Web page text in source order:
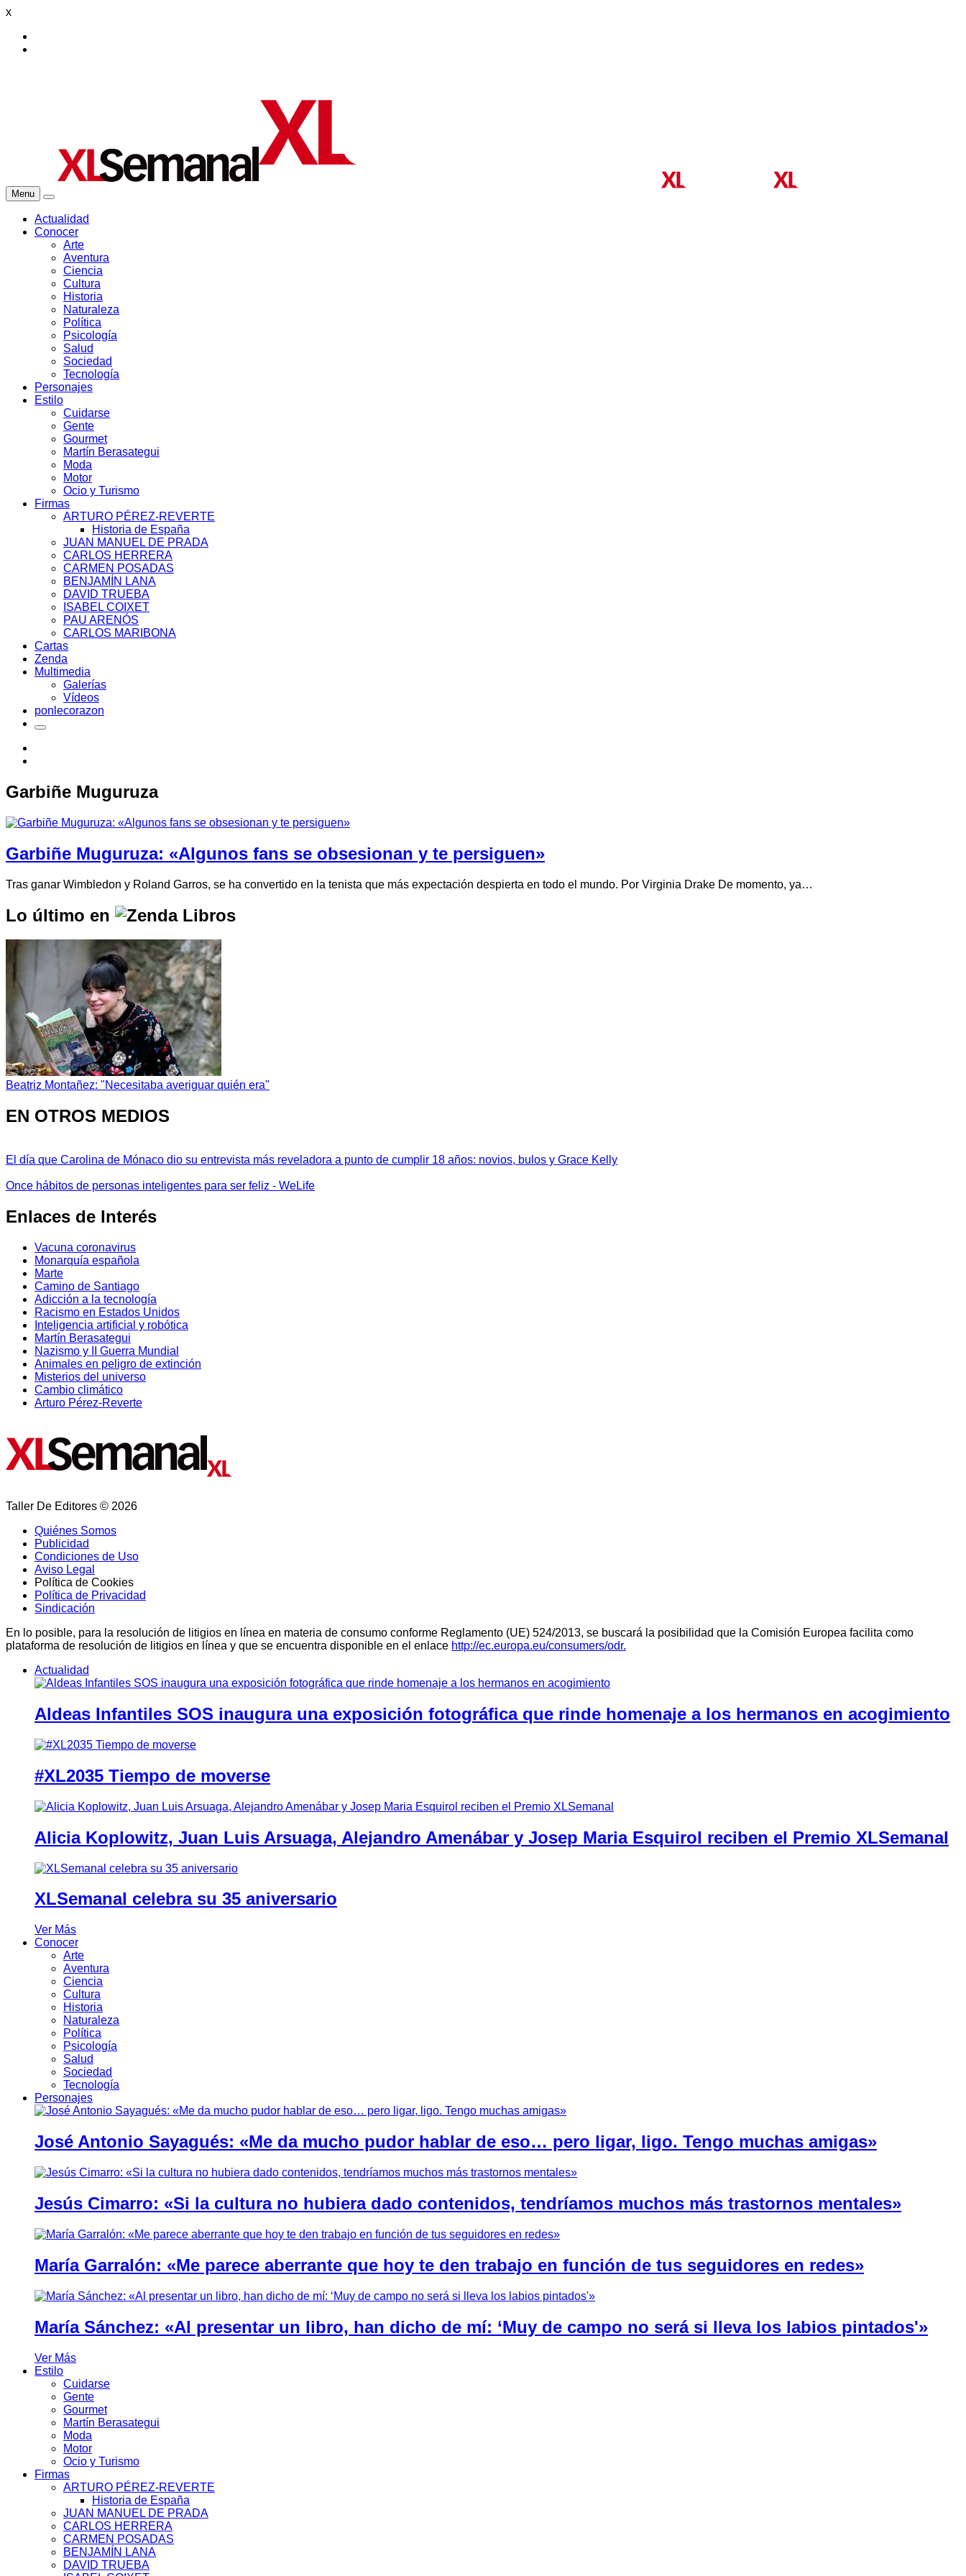
x
Menu
Actualidad
Conocer
Arte
Aventura
Ciencia
Cultura
Historia
Naturaleza
Política
Psicología
Salud
Sociedad
Tecnología
Personajes
Estilo
Cuidarse
Gente
Gourmet
Martín Berasategui
Moda
Motor
Ocio y Turismo
Firmas
ARTURO PÉREZ-REVERTE
Historia de España
JUAN MANUEL DE PRADA
CARLOS HERRERA
CARMEN POSADAS
BENJAMÍN LANA
DAVID TRUEBA
ISABEL COIXET
PAU ARENÓS
CARLOS MARIBONA
Cartas
Zenda
Multimedia
Galerías
Vídeos
ponlecorazon
Garbiñe Muguruza
Garbiñe Muguruza: «Algunos fans se obsesionan y te persiguen»
Tras ganar Wimbledon y Roland Garros, se ha convertido en la tenista que más expectación despierta en todo el mundo. Por Virginia Drake De momento, ya…
Lo último en
Beatriz Montañez: "Necesitaba averiguar quién era"
EN OTROS MEDIOS
El día que Carolina de Mónaco dio su entrevista más reveladora a punto de cumplir 18 años: novios, bulos y Grace Kelly
Once hábitos de personas inteligentes para ser feliz - WeLife
Enlaces de Interés
Vacuna coronavirus
Monarquía española
Marte
Camino de Santiago
Adicción a la tecnología
Racismo en Estados Unidos
Inteligencia artificial y robótica
Martín Berasategui
Nazismo y II Guerra Mundial
Animales en peligro de extinción
Misterios del universo
Cambio climático
Arturo Pérez-Reverte
Taller De Editores © 2026
Quiénes Somos
Publicidad
Condiciones de Uso
Aviso Legal
Política de Cookies
Política de Privacidad
Sindicación
En lo posible, para la resolución de litigios en línea en materia de consumo conforme Reglamento (UE) 524/2013, se buscará la posibilidad que la Comisión Europea facilita como
plataforma de resolución de litigios en línea y que se encuentra disponible en el enlace http://ec.europa.eu/consumers/odr.
Actualidad
Aldeas Infantiles SOS inaugura una exposición fotográfica que rinde homenaje a los hermanos en acogimiento
#XL2035 Tiempo de moverse
Alicia Koplowitz, Juan Luis Arsuaga, Alejandro Amenábar y Josep Maria Esquirol reciben el Premio XLSemanal
XLSemanal celebra su 35 aniversario
Ver Más
Conocer
Arte
Aventura
Ciencia
Cultura
Historia
Naturaleza
Política
Psicología
Salud
Sociedad
Tecnología
Personajes
José Antonio Sayagués: «Me da mucho pudor hablar de eso… pero ligar, ligo. Tengo muchas amigas»
Jesús Cimarro: «Si la cultura no hubiera dado contenidos, tendríamos muchos más trastornos mentales»
María Garralón: «Me parece aberrante que hoy te den trabajo en función de tus seguidores en redes»
María Sánchez: «Al presentar un libro, han dicho de mí: ‘Muy de campo no será si lleva los labios pintados'»
Ver Más
Estilo
Cuidarse
Gente
Gourmet
Martín Berasategui
Moda
Motor
Ocio y Turismo
Firmas
ARTURO PÉREZ-REVERTE
Historia de España
JUAN MANUEL DE PRADA
CARLOS HERRERA
CARMEN POSADAS
BENJAMÍN LANA
DAVID TRUEBA